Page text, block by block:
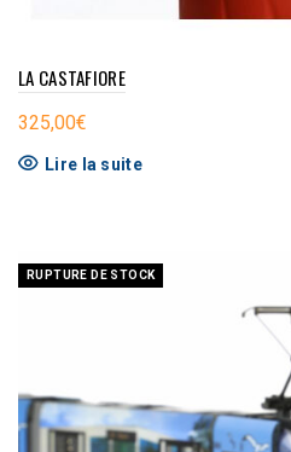
LA CASTAFIORE
325,00€
Lire la suite
RUPTURE DE STOCK